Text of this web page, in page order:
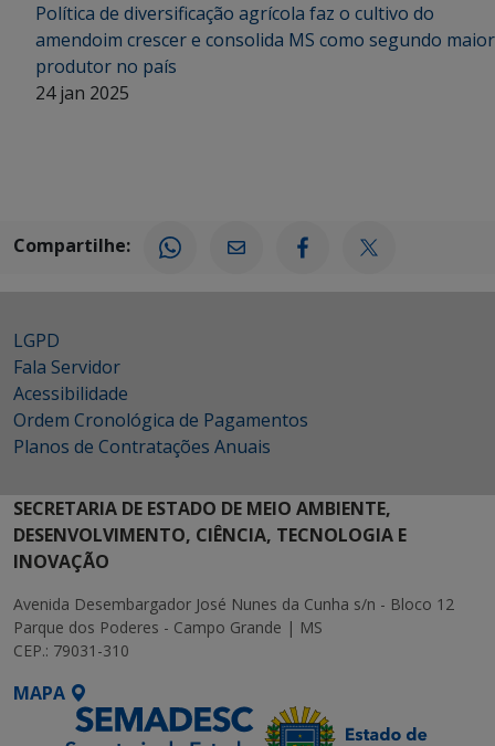
Política de diversificação agrícola faz o cultivo do
amendoim crescer e consolida MS como segundo maior
produtor no país
24 jan 2025
Compartilhe:
LGPD
Fala Servidor
Acessibilidade
Ordem Cronológica de Pagamentos
Planos de Contratações Anuais
SECRETARIA DE ESTADO DE MEIO AMBIENTE,
DESENVOLVIMENTO, CIÊNCIA, TECNOLOGIA E
INOVAÇÃO
Avenida Desembargador José Nunes da Cunha s/n - Bloco 12
Parque dos Poderes - Campo Grande | MS
CEP.: 79031-310
MAPA